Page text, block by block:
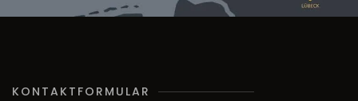
KONTAKTFORMULAR